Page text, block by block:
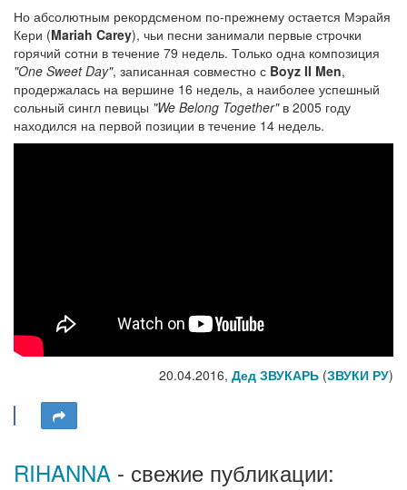
Но абсолютным рекордсменом по-прежнему остается Мэрайя
Кери (Mariah Carey), чьи песни занимали первые строчки
горячий сотни в течение 79 недель. Только одна композиция
"One Sweet Day", записанная совместно с Boyz II Men,
продержалась на вершине 16 недель, а наиболее успешный
сольный сингл певицы "We Belong Together"в 2005 году
находился на первой позиции в течение 14 недель.
20.04.2016, Дед ЗВУКАРЬ (ЗВУКИ РУ)
RIHANNA - свежие публикации: